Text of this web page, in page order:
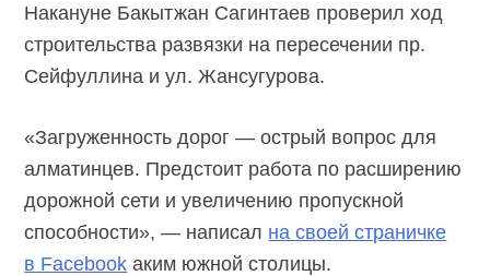
Накануне Бакытжан Сагинтаев проверил ход
строительства развязки на пересечении пр.
Сейфуллина и ул. Жансугурова.
«Загруженность дорог — острый вопрос для
алматинцев. Предстоит работа по расширению
дорожной сети и увеличению пропускной
способности», — написал на своей страничке
в Facebook аким южной столицы.